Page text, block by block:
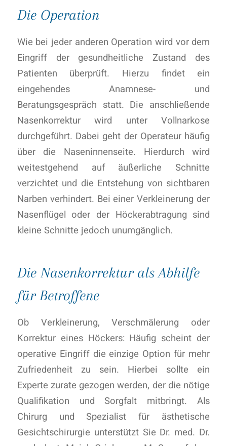
Die Operation
Wie bei jeder anderen Operation wird vor dem
Eingriff der gesundheitliche Zustand des
Patienten überprüft. Hierzu findet ein
eingehendes Anamnese- und
Beratungsgespräch statt. Die anschließende
Nasenkorrektur wird unter Vollnarkose
durchgeführt. Dabei geht der Operateur häufig
über die Naseninnenseite. Hierdurch wird
weitestgehend auf äußerliche Schnitte
verzichtet und die Entstehung von sichtbaren
Narben verhindert. Bei einer Verkleinerung der
Nasenflügel oder der Höckerabtragung sind
kleine Schnitte jedoch unumgänglich.
Die Nasenkorrektur als Abhilfe
für Betroffene
Ob Verkleinerung, Verschmälerung oder
Korrektur eines Höckers: Häufig scheint der
operative Eingriff die einzige Option für mehr
Zufriedenheit zu sein. Hierbei sollte ein
Experte zurate gezogen werden, der die nötige
Qualifikation und Sorgfalt mitbringt. Als
Chirurg und Spezialist für ästhetische
Gesichtschirurgie unterstützt Sie Dr. med. Dr.